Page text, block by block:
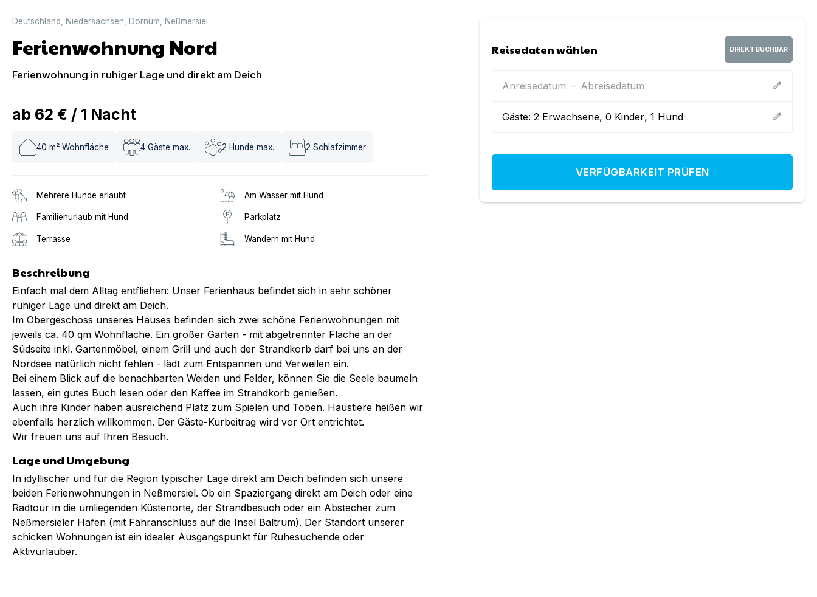
Deutschland Niedersachsen Dornum Neßmersiel
Ferienwohnung Nord
Ferienwohnung in ruhiger Lage und direkt am Deich
ab 62 € / 1 Nacht
40 m² Wohnfläche 4 Gäste max. 2 Hunde max. 2 Schlafzimmer
Mehrere Hunde erlaubt Am Wasser mit Hund
Familienurlaub mit Hund Parkplatz
Terrasse Wandern mit Hund
Beschreibung
Einfach mal dem Alltag entfliehen: Unser Ferienhaus befindet sich in sehr schöner
ruhiger Lage und direkt am Deich.
Im Obergeschoss unseres Hauses befinden sich zwei schöne Ferienwohnungen mit
jeweils ca. 40 qm Wohnfläche. Ein großer Garten - mit abgetrennter Fläche an der
Südseite inkl. Gartenmöbel, einem Grill und auch der Strandkorb darf bei uns an der
Nordsee natürlich nicht fehlen - lädt zum Entspannen und Verweilen ein.
Bei einem Blick auf die benachbarten Weiden und Felder, können Sie die Seele baumeln
lassen, ein gutes Buch lesen oder den Kaffee im Strandkorb genießen.
Auch ihre Kinder haben ausreichend Platz zum Spielen und Toben. Haustiere heißen wir
ebenfalls herzlich willkommen. Der Gäste-Kurbeitrag wird vor Ort entrichtet.
Wir freuen uns auf Ihren Besuch.
Lage und Umgebung
In idyllischer und für die Region typischer Lage direkt am Deich befinden sich unsere
beiden Ferienwohnungen in Neßmersiel. Ob ein Spaziergang direkt am Deich oder eine
Radtour in die umliegenden Küstenorte, der Strandbesuch oder ein Abstecher zum
Neßmersieler Hafen (mit Fähranschluss auf die Insel Baltrum). Der Standort unserer
schicken Wohnungen ist ein idealer Ausgangspunkt für Ruhesuchende oder
Aktivurlauber.
Reisedaten wählen DIREKT BUCHBAR
Anreisedatum – Abreisedatum edit
Gäste:2 Erwachsene,0 Kinder,1 Hund edit
VERFÜGBARKEIT PRÜFEN